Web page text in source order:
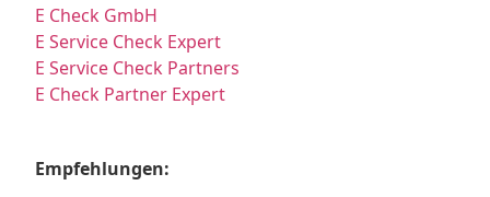
E Check GmbH
E Service Check Expert
E Service Check Partners
E Check Partner Expert
Empfehlungen: